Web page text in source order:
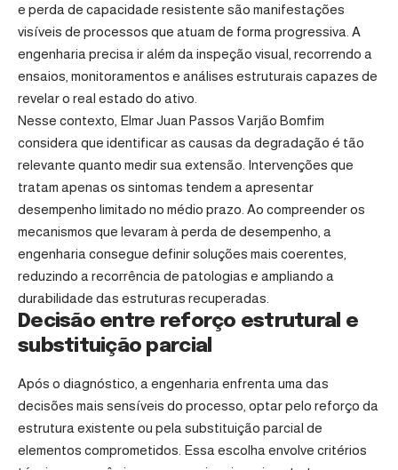
e perda de capacidade resistente são manifestações
visíveis de processos que atuam de forma progressiva. A
engenharia precisa ir além da inspeção visual, recorrendo a
ensaios, monitoramentos e análises estruturais capazes de
revelar o real estado do ativo.
Nesse contexto, Elmar Juan Passos Varjão Bomfim
considera que identificar as causas da degradação é tão
relevante quanto medir sua extensão. Intervenções que
tratam apenas os sintomas tendem a apresentar
desempenho limitado no médio prazo. Ao compreender os
mecanismos que levaram à perda de desempenho, a
engenharia consegue definir soluções mais coerentes,
reduzindo a recorrência de patologias e ampliando a
durabilidade das estruturas recuperadas.
Decisão entre reforço estrutural e
substituição parcial
Após o diagnóstico, a engenharia enfrenta uma das
decisões mais sensíveis do processo, optar pelo reforço da
estrutura existente ou pela substituição parcial de
elementos comprometidos. Essa escolha envolve critérios